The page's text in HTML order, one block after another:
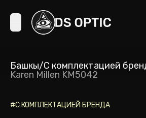
Башкы/С комплектацией
Karen Millen KM5042
#С КОМПЛЕКТАЦИЕЙ БРЕНДА